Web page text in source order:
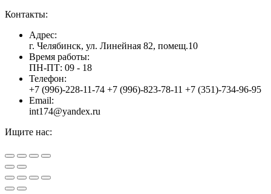
Контакты:
Адрес:
г. Челябинск, ул. Линейная 82, помещ.10
Время работы:
ПН-ПТ: 09 - 18
Телефон:
+7 (996)-228-11-74 +7 (996)-823-78-11 +7 (351)-734-96-95
Email:
int174@yandex.ru
Ищите нас:
Страница
YouTube
открывается
в
Страница
Viber
открывается
в
Страница
WhatsApp
открывается
в
Вверх